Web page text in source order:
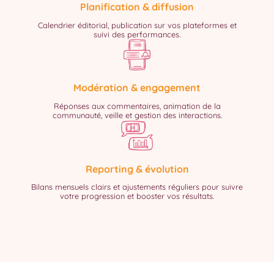
Planification & diffusion
Calendrier éditorial, publication sur vos plateformes et
suivi des performances.
Modération & engagement
Réponses aux commentaires, animation de la
communauté, veille et gestion des interactions.
Reporting & évolution
Bilans mensuels clairs et ajustements réguliers pour suivre
votre progression et booster vos résultats.